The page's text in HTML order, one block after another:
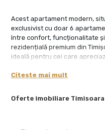
Oferte imobiliare Timisoara
Acest apartament modern,
exclusivist cu doar 6
între confort, funcționalitate
rezidențială premium din
ideală pentru cei care
Suprafață utilă: 72 mp
Citește mai mult